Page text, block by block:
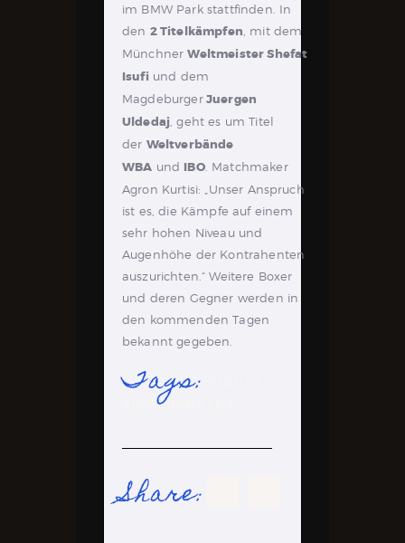
im BMW Park stattfinden. In
den 2 Titelkämpfen , mit dem
MünchnerWeltmeister Shefat
Isufi und dem
MagdeburgerJuergen
Uldedaj , geht es um Titel
der Weltverbände
WBA und IBO. Matchmaker
Agron Kurtisi: „Unser Anspruch
ist es, die Kämpfe auf einem
sehr hohen Niveau und
Augenhöhe der Kontrahenten
auszurichten.“ Weitere Boxer
und deren Gegner werden in
den kommenden Tagen
bekannt gegeben.
Tags:
RING,UPDATES
Share: